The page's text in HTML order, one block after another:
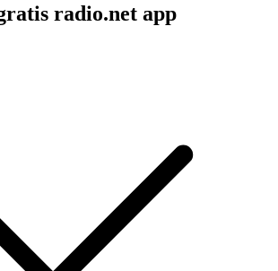
radio.net app